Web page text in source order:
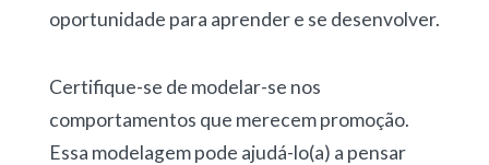
oportunidade para aprender e se desenvolver.
Certifique-se de modelar-se nos
comportamentos que merecem promoção.
Essa modelagem pode ajudá-lo(a) a pensar